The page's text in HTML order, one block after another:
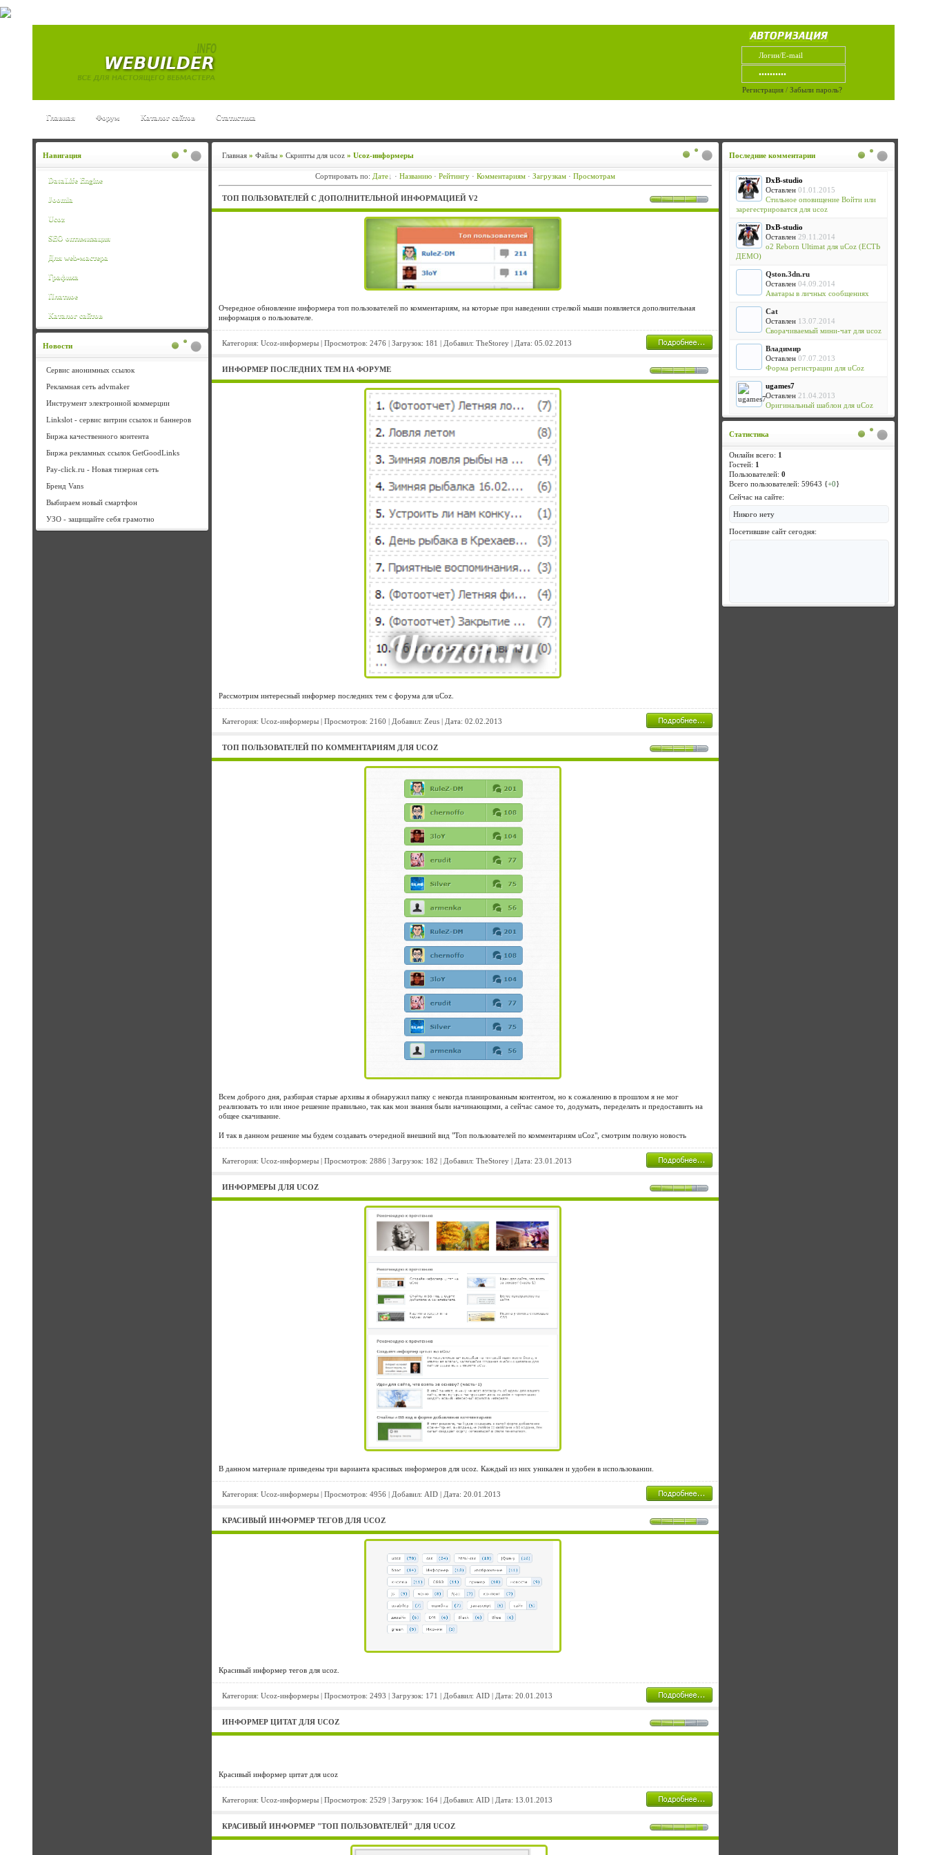
Регистрация / Забыли пароль?
Главная Форум Каталог сайтов Статистика
Последние комментарии
DxB-studio
Оставлен 01.01.2015
Стильное оповищение Войти или
зарегестрироватся для ucoz
DxB-studio
Оставлен 29.11.2014
o2 Reborn Ultimat для uCoz (ЕСТЬ
ДЕМО)
Qston.3dn.ru
Оставлен 04.09.2014
Аватары в личных сообщениях
Cat
Оставлен 13.07.2014
Сворачиваемый мини-чат для ucoz
Владимир
Оставлен 07.07.2013
Форма регистрации для uCoz
ugames7
Оставлен 21.04.2013
Оригинальный шаблон для uCoz
Статистика
Онлайн всего: 1
Гостей: 1
Пользователей: 0
Всего пользователей: 59643 {+0}
Сейчас на сайте:
Никого нету
Посетившие сайт сегодня:
Главная » Файлы » Скрипты для ucoz » Ucoz-информеры
Сортировать по: Дате · Названию · Рейтингу · Комментариям · Загрузкам · Просмотрам
TОП ПОЛЬЗОВАТЕЛЕЙ С ДОПОЛНИТЕЛЬНОЙ ИНФОРМАЦИЕЙ V2
Очередное обновление информера топ пользователей по комментариям, на которые при наведении стрелкой мыши появляется дополнительная
информация о пользователе.
Категория: Ucoz-информеры | Просмотров: 2476 | Загрузок: 181 | Добавил: TheStorey | Дата: 05.02.2013
ИНФОРМЕР ПОСЛЕДНИХ ТЕМ НА ФОРУМЕ
Рассмотрим интересный информер последних тем с форума для uCoz.
Категория: Ucoz-информеры | Просмотров: 2160 | Добавил: Zeus | Дата: 02.02.2013
ТОП ПОЛЬЗОВАТЕЛЕЙ ПО КОММЕНТАРИЯМ ДЛЯ UCOZ
Всем доброго дня, разбирая старые архивы я обнаружил папку с некогда планированным контентом, но к сожалению в прошлом я не мог
реализовать то или иное решение правильно, так как мои знания были начинающими, а сейчас самое то, додумать, переделать и предоставить на
общее скачивание.
И так в данном решение мы будем создавать очередной внешний вид "Топ пользователей по комментариям uCoz", смотрим полную новость
Категория: Ucoz-информеры | Просмотров: 2886 | Загрузок: 182 | Добавил: TheStorey | Дата: 23.01.2013
ИНФОРМЕРЫ ДЛЯ UCOZ
В данном материале приведены три варианта красивых информеров для ucoz. Каждый из них уникален и удобен в использовании.
Категория: Ucoz-информеры | Просмотров: 4956 | Добавил: AID | Дата: 20.01.2013
КРАСИВЫЙ ИНФОРМЕР ТЕГОВ ДЛЯ UCOZ
Красивый информер тегов для ucoz.
Категория: Ucoz-информеры | Просмотров: 2493 | Загрузок: 171 | Добавил: AID | Дата: 20.01.2013
ИНФОРМЕР ЦИТАТ ДЛЯ UCOZ
Красивый информер цитат для ucoz
Категория: Ucoz-информеры | Просмотров: 2529 | Загрузок: 164 | Добавил: AID | Дата: 13.01.2013
КРАСИВЫЙ ИНФОРМЕР "ТОП ПОЛЬЗОВАТЕЛЕЙ" ДЛЯ UCOZ
Навигация
DataLife Engine
Joomla
Ucoz
SEO оптимизация
Для web-мастера
Графика
Платное
Каталог сайтов
Новости
Сервис анонимных ссылок
Рекламная сеть advmaker
Инструмент электронной коммерции
Linkslot - сервис витрин ссылок и баннеров
Биржа качественного контента
Биржа рекламных ссылок GetGoodLinks
Pay-click.ru - Новая тизерная сеть
Бренд Vans
Выбираем новый смартфон
УЗО - защищайте себя грамотно